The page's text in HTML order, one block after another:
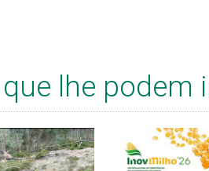
lhe podem